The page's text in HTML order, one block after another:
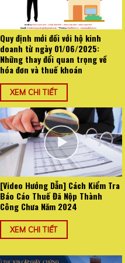
Quy định mới đối với hộ kinh
doanh từ ngày 01/06/2025:
Những thay đổi quan trọng về
hóa đơn và thuế khoán
XEM CHI TIẾT
[Video Hướng Dẫn] Cách Kiểm Tra
Báo Cáo Thuế Đã Nộp Thành
Công Chưa Năm 2024
XEM CHI TIẾT